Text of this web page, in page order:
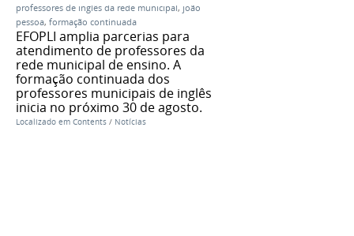
professores de inglês da rede municipal, joão
pessoa, formação continuada
EFOPLI amplia parcerias para
atendimento de professores da
rede municipal de ensino. A
formação continuada dos
professores municipais de inglês
inicia no próximo 30 de agosto.
Localizado em Contents / Notícias